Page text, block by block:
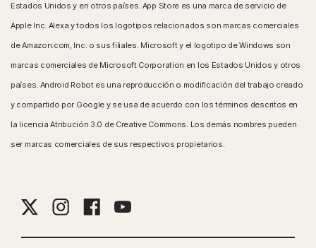
Estados Unidos y en otros países. App Store es una marca de servicio de
Apple Inc. Alexa y todos los logotipos relacionados son marcas comerciales
de Amazon.com, Inc. o sus filiales. Microsoft y el logotipo de Windows son
marcas comerciales de Microsoft Corporation en los Estados Unidos y otros
países. Android Robot es una reproducción o modificación del trabajo creado
y compartido por Google y se usa de acuerdo con los términos descritos en
la licencia Atribución 3.0 de Creative Commons. Los demás nombres pueden
ser marcas comerciales de sus respectivos propietarios.